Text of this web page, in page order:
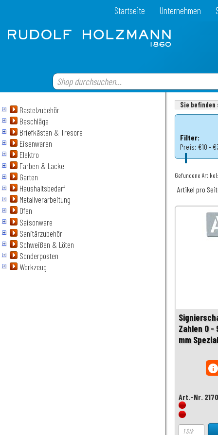
Startseite Unternehmen
Bastelzubehör
Beschläge
Briefkästen & Tresore
Eisenwaren
Elektro
Farben & Lacke
Garten
Haushaltsbedarf
Metallverarbeitung
Ofen
Saisonware
Sanitärzubehör
Schweißen & Löten
Sonderposten
Werkzeug
Sie
Filter:
Preis: €10 -
Gefundene
Artikel pro
Zahlen 0
mm
Art.-Nr.